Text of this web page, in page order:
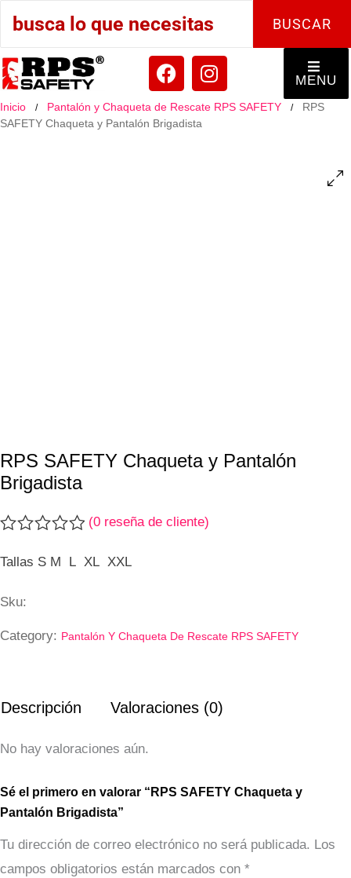
BUSCAR
F
a
c
e
I
n
s
MENU
Inicio / Pantalón y Chaqueta de Rescate RPS SAFETY /
RPS
SAFETY Chaqueta y Pantalón Brigadista
RPS SAFETY Chaqueta y Pantalón
Brigadista
con
5
(0 reseña de cliente)
Tallas S M L XL XXL
Sku:
Category: Pantalón Y Chaqueta De Rescate RPS SAFETY
Descripción Valoraciones (0)
No hay valoraciones aún.
Sé el primero en valorar “RPS SAFETY Chaqueta y
Pantalón Brigadista”
Tu dirección de correo electrónico no será publicada. Los
campos obligatorios están marcados con *